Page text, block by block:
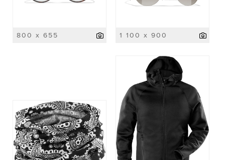
800 x 655 1 100 x 900